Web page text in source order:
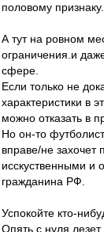
половому признаку.
А тут на ровном
ограничения.и
сфере.
Если только не
характеристики в
можно отказать в
Но он-то
вправе/не захочет
исскуственными и
гражданина РФ.
Успокойте кто-
Опять с нуля